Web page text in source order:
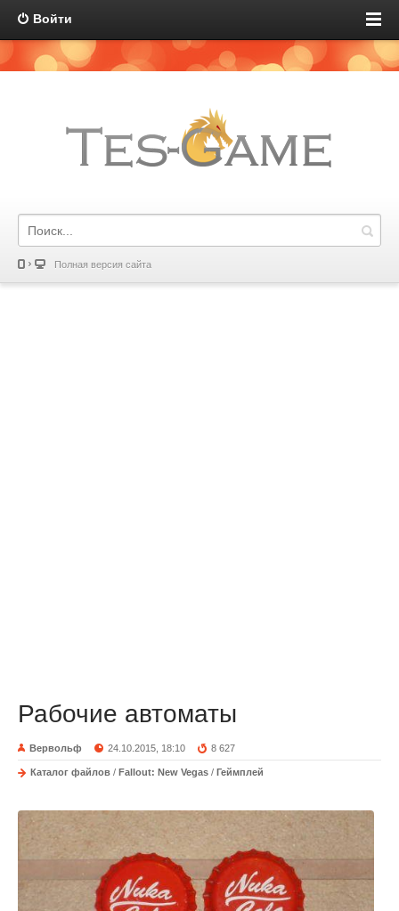
Войти
Полная версия сайта
Рабочие автоматы
Вервольф 24.10.2015, 18:10 8 627
Каталог файлов / Fallout: New Vegas / Геймплей